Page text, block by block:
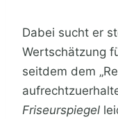
Dabei sucht er
Wertschätzung
seitdem dem
Friseurspiegel